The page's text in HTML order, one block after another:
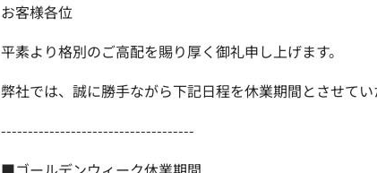
お客様各位
平素より格別のご高配を賜り厚く御礼申し上げます。
弊社では、誠に勝手ながら下記日程を休業期間とさせてい
------------------------------------